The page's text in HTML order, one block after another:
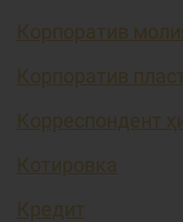
Корпоратив
Корпоратив
Корреспондент
Котировка
Кредит